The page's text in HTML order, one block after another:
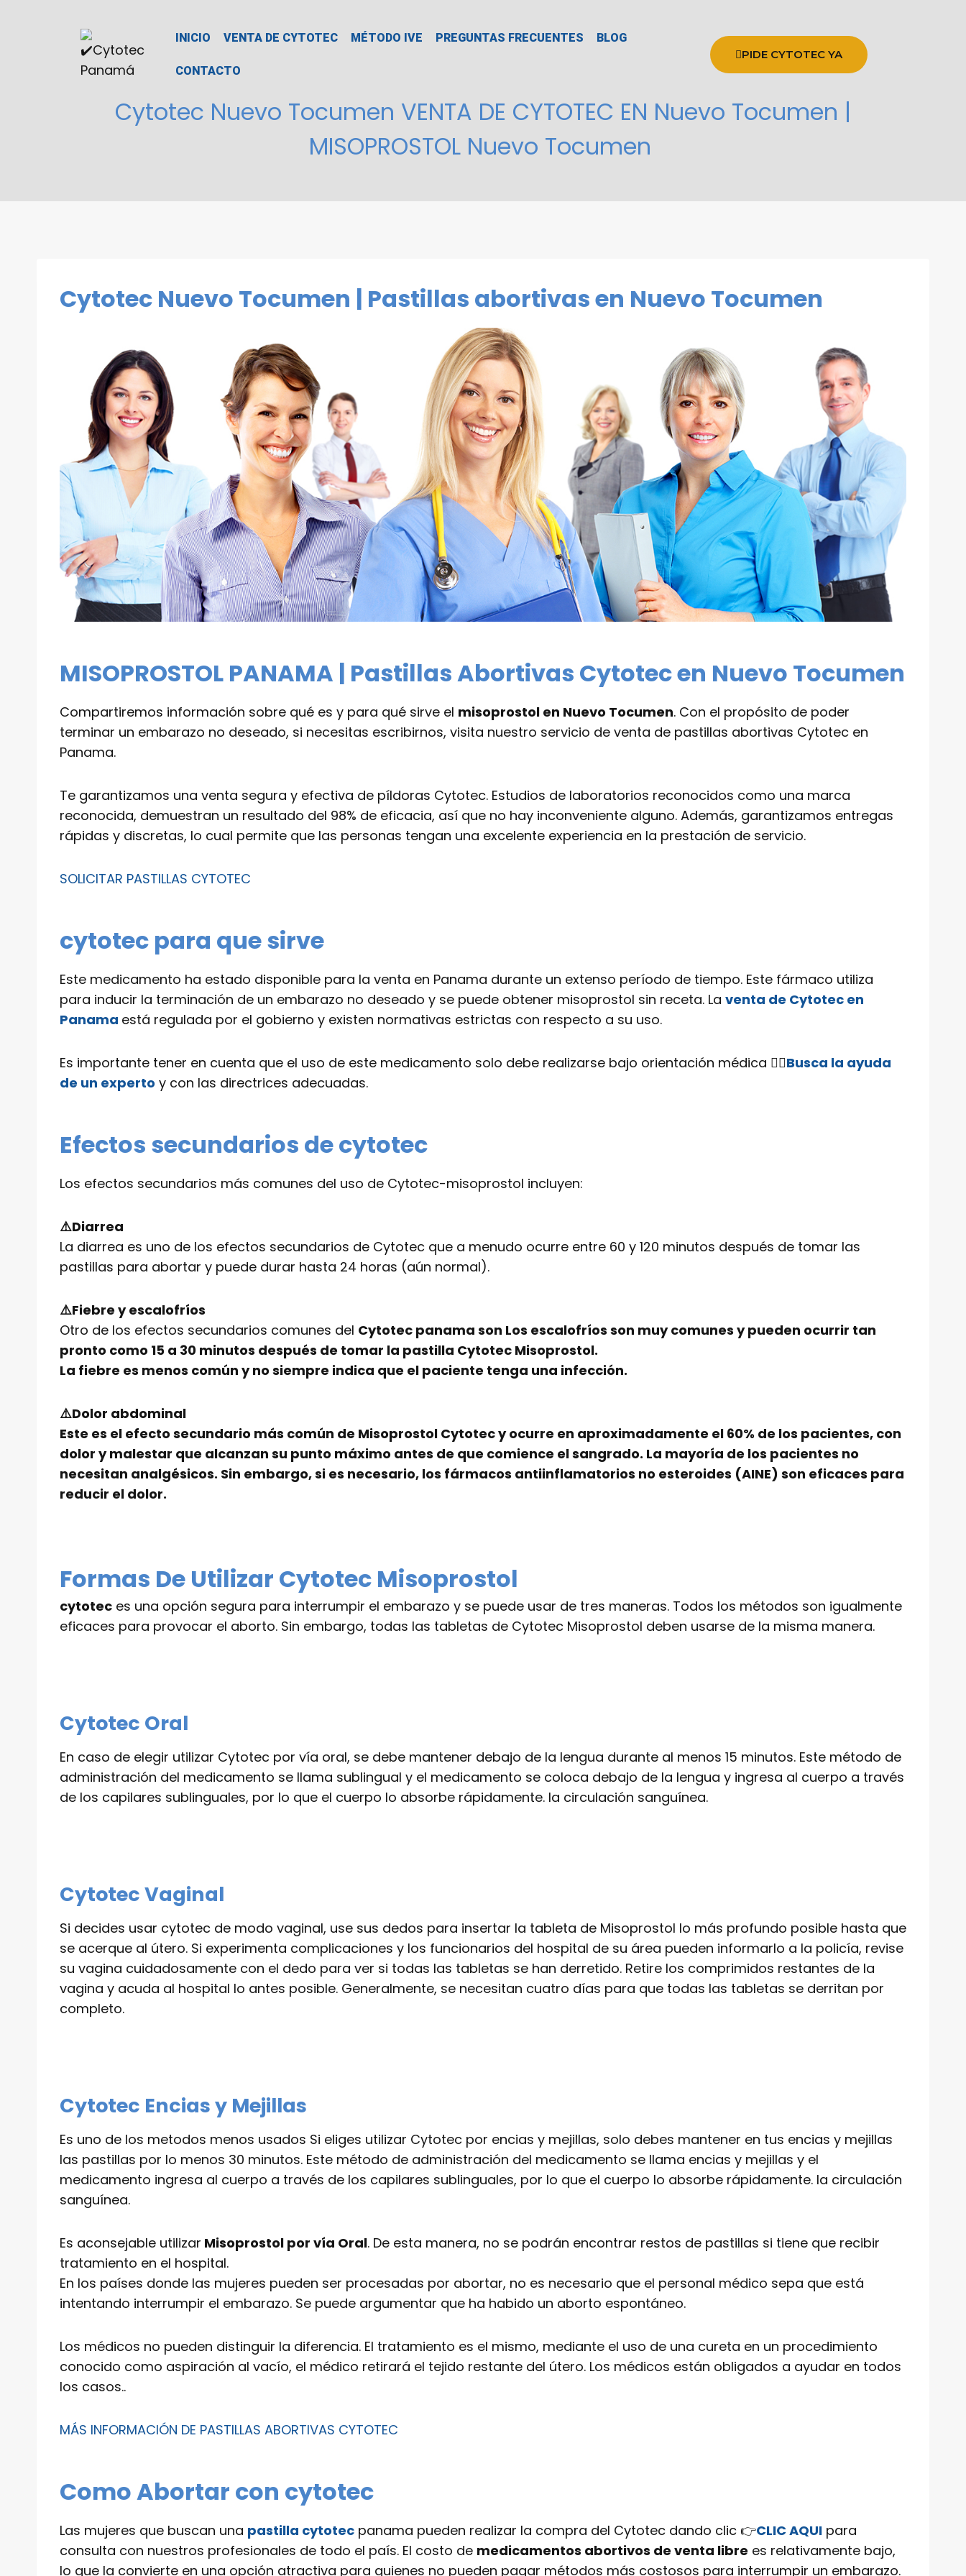
INICIO VENTA DE CYTOTEC MÉTODO IVE PREGUNTAS FRECUENTES BLOG
CONTACTO
PIDE CYTOTEC YA
Cytotec Nuevo Tocumen VENTA DE CYTOTEC EN Nuevo Tocumen |
MISOPROSTOL Nuevo Tocumen
Cytotec Nuevo Tocumen | Pastillas abortivas en Nuevo Tocumen
MISOPROSTOL PANAMA | Pastillas Abortivas Cytotec en Nuevo Tocumen
Compartiremos información sobre qué es y para qué sirve el misoprostol en Nuevo Tocumen. Con el propósito de poder
terminar un embarazo no deseado, si necesitas escribirnos, visita nuestro servicio de venta de pastillas abortivas Cytotec en
Panama.
Te garantizamos una venta segura y efectiva de píldoras Cytotec. Estudios de laboratorios reconocidos como una marca
reconocida, demuestran un resultado del 98% de eficacia, así que no hay inconveniente alguno. Además, garantizamos entregas
rápidas y discretas, lo cual permite que las personas tengan una excelente experiencia en la prestación de servicio.
SOLICITAR PASTILLAS CYTOTEC
cytotec para que sirve
Este medicamento ha estado disponible para la venta en Panama durante un extenso período de tiempo. Este fármaco utiliza
para inducir la terminación de un embarazo no deseado y se puede obtener misoprostol sin receta. La venta de Cytotec en
Panama está regulada por el gobierno y existen normativas estrictas con respecto a su uso.
Es importante tener en cuenta que el uso de este medicamento solo debe realizarse bajo orientación médica 👨‍⚕️Busca la ayuda
de un experto y con las directrices adecuadas.
Efectos secundarios de cytotec
Los efectos secundarios más comunes del uso de Cytotec-misoprostol incluyen:
⚠️Diarrea
La diarrea es uno de los efectos secundarios de Cytotec que a menudo ocurre entre 60 y 120 minutos después de tomar las
pastillas para abortar y puede durar hasta 24 horas (aún normal).
⚠️Fiebre y escalofríos
Otro de los efectos secundarios comunes del Cytotec panama son Los escalofríos son muy comunes y pueden ocurrir tan
pronto como 15 a 30 minutos después de tomar la pastilla Cytotec Misoprostol.
La fiebre es menos común y no siempre indica que el paciente tenga una infección.
⚠️Dolor abdominal
Este es el efecto secundario más común de Misoprostol Cytotec y ocurre en aproximadamente el 60% de los pacientes, con
dolor y malestar que alcanzan su punto máximo antes de que comience el sangrado. La mayoría de los pacientes no
necesitan analgésicos. Sin embargo, si es necesario, los fármacos antiinflamatorios no esteroides (AINE) son eficaces para
reducir el dolor.
Formas De Utilizar Cytotec Misoprostol
cytotec es una opción segura para interrumpir el embarazo y se puede usar de tres maneras. Todos los métodos son igualmente
eficaces para provocar el aborto. Sin embargo, todas las tabletas de Cytotec Misoprostol deben usarse de la misma manera.
Cytotec Oral
En caso de elegir utilizar Cytotec por vía oral, se debe mantener debajo de la lengua durante al menos 15 minutos. Este método de
administración del medicamento se llama sublingual y el medicamento se coloca debajo de la lengua y ingresa al cuerpo a través
de los capilares sublinguales, por lo que el cuerpo lo absorbe rápidamente. la circulación sanguínea.
Cytotec Vaginal
Si decides usar cytotec de modo vaginal, use sus dedos para insertar la tableta de Misoprostol lo más profundo posible hasta que
se acerque al útero. Si experimenta complicaciones y los funcionarios del hospital de su área pueden informarlo a la policía, revise
su vagina cuidadosamente con el dedo para ver si todas las tabletas se han derretido. Retire los comprimidos restantes de la
vagina y acuda al hospital lo antes posible. Generalmente, se necesitan cuatro días para que todas las tabletas se derritan por
completo.
Cytotec Encias y Mejillas
Es uno de los metodos menos usados Si eliges utilizar Cytotec por encias y mejillas, solo debes mantener en tus encias y mejillas
las pastillas por lo menos 30 minutos. Este método de administración del medicamento se llama encias y mejillas y el
medicamento ingresa al cuerpo a través de los capilares sublinguales, por lo que el cuerpo lo absorbe rápidamente. la circulación
sanguínea.
Es aconsejable utilizar Misoprostol por vía Oral. De esta manera, no se podrán encontrar restos de pastillas si tiene que recibir
tratamiento en el hospital.
En los países donde las mujeres pueden ser procesadas por abortar, no es necesario que el personal médico sepa que está
intentando interrumpir el embarazo. Se puede argumentar que ha habido un aborto espontáneo.
Los médicos no pueden distinguir la diferencia. El tratamiento es el mismo, mediante el uso de una cureta en un procedimiento
conocido como aspiración al vacío, el médico retirará el tejido restante del útero. Los médicos están obligados a ayudar en todos
los casos..
MÁS INFORMACIÓN DE PASTILLAS ABORTIVAS CYTOTEC
Como Abortar con cytotec
Las mujeres que buscan una pastilla cytotec panama pueden realizar la compra del Cytotec dando clic 👉CLIC AQUI para
consulta con nuestros profesionales de todo el país. El costo de medicamentos abortivos de venta libre es relativamente bajo,
lo que la convierte en una opción atractiva para quienes no pueden pagar métodos más costosos para interrumpir un embarazo.